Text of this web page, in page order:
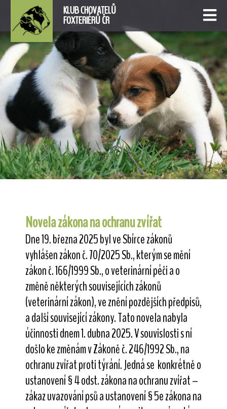
KLUB CHOVATELŮ
FOXTERIÉRŮ ČR
Novela zákona na ochranu zvířat
Dne 19. března 2025 byl ve Sbírce zákonů
vyhlášen zákon č. 70/2025 Sb., kterým se mění
zákon č. 166/1999 Sb., o veterinární péči a o
změně některých souvisejících zákonů
(veterinární zákon), ve znění pozdějších předpisů,
a další související zákony. Tato novela nabyla
účinnosti dnem 1. dubna 2025. V souvislosti s ní
došlo ke změnám v Zákoně č. 246/1992 Sb., na
ochranu zvířat proti týrání. Jedná se konkrétně o
ustanovení § 4 odst. zákona na ochranu zvířat –
zákaz uvazování psů a ustanovení § 5e zákona na